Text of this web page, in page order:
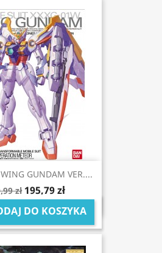
GUNDAM VER....
zł 195,79 zł
DO KOSZYKA